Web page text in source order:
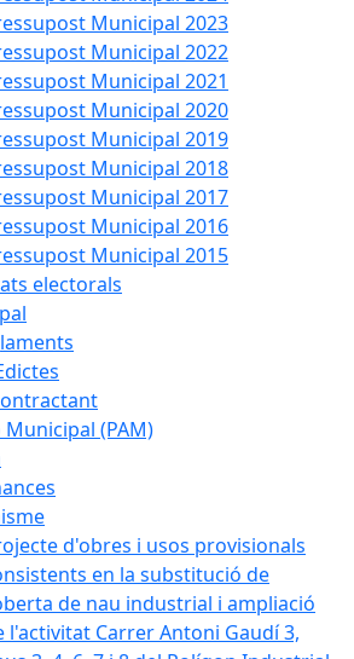
Municipal 2023
Municipal 2022
Municipal 2021
Municipal 2020
Municipal 2019
Municipal 2018
Municipal 2017
Municipal 2016
Municipal 2015
electorals
Municipal (PAM)
d'obres i usos provisionals
en la substitució de
de nau industrial i ampliació
l'activitat Carrer Antoni Gaudí 3,